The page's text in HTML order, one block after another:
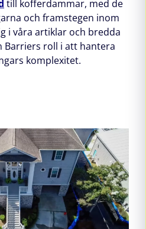
till kofferdammar, med de
och framstegen inom
i våra artiklar och bredda
Barriers roll i att hantera
komplexitet.